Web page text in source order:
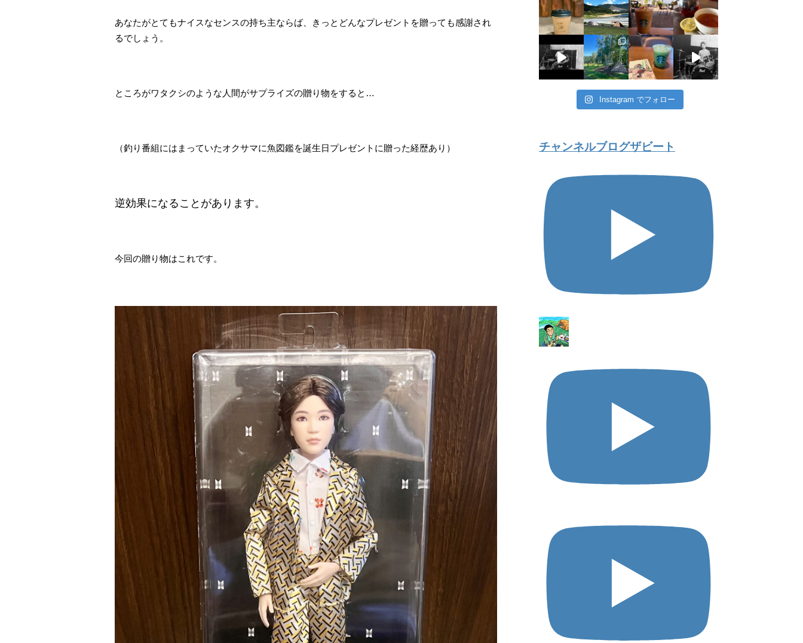
あなたがとてもナイスなセンスの持ち主ならば、きっとどんなプレゼントを贈っても感謝され
るでしょう。
ところがワタクシのような人間がサプライズの贈り物をすると…
（釣り番組にはまっていたオクサマに魚図鑑を誕生日プレゼントに贈った経歴あり）
逆効果になることがあります。
今回の贈り物はこれです。
Instagram でフォロー
チャンネルブログザビート